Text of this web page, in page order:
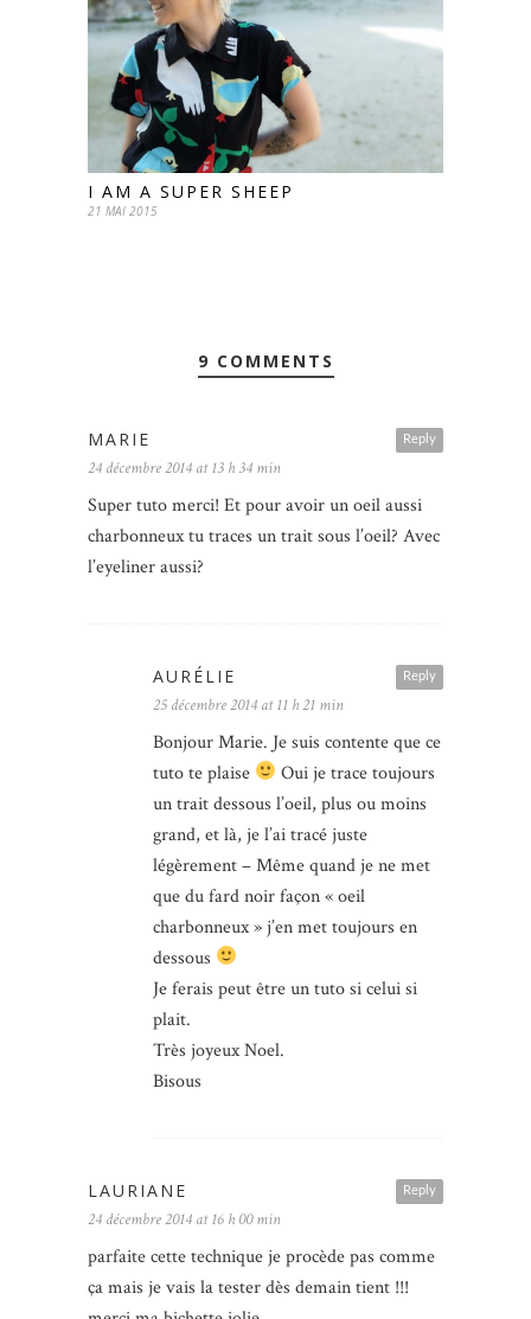
I AM A SUPER SHEEP
21 MAI 2015
9 COMMENTS
Reply
MARIE
24 décembre 2014 at 13 h 34 min
Super tuto merci! Et pour avoir un oeil aussi
charbonneux tu traces un trait sous l’oeil? Avec
l’eyeliner aussi?
Reply
AURÉLIE
25 décembre 2014 at 11 h 21 min
Bonjour Marie. Je suis contente que ce
tuto te plaise
Oui je trace toujours
un trait dessous l’oeil, plus ou moins
grand, et là, je l’ai tracé juste
légèrement – Même quand je ne met
que du fard noir façon « oeil
charbonneux » j’en met toujours en
dessous
Je ferais peut être un tuto si celui si
plait.
Très joyeux Noel.
Bisous
Reply
LAURIANE
24 décembre 2014 at 16 h 00 min
parfaite cette technique je procède pas comme
ça mais je vais la tester dès demain tient !!!